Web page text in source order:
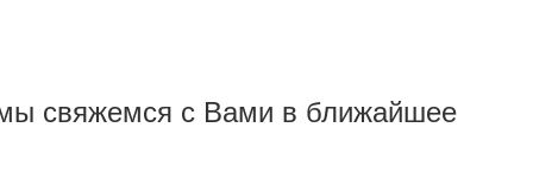
мы свяжемся с Вами в ближайшее